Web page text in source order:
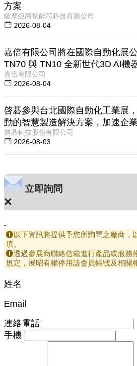
方案
薩摩亞商智能芯科技有限公司
2026-08-04
嘉倍有限公司將在國際自動化展
TN70 與 TN10 全新世代3D AI機
嘉倍有限公司
2026-08-04
啓碁參與台北國際自動化工業展
動的智慧製造解決方案，加速企
啓碁科技股份有限公司
2026-08-03
立即詢問
×
-
以下資訊將提供予您所詢問之廠商，
填。
透過參展商聯絡信箱進行產品或服務
規定，展昭有權停用該會員帳號及相關
姓名
Email
連絡電話
手機